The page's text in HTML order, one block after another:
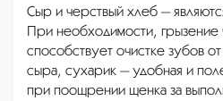
Сыр и черствый хлеб —
При необходимости, грызение
способствует очистке зубов
сыра, сухарик — удобная и
при поощрении щенка за